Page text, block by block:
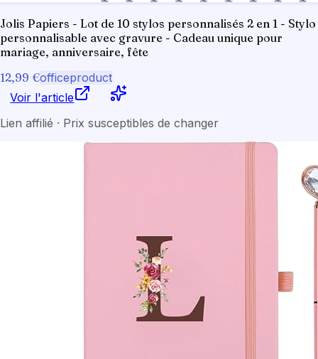
Jolis Papiers - Lot de 10 stylos personnalisés 2 en 1 - Stylo
personnalisable avec gravure - Cadeau unique pour
mariage, anniversaire, fête
12,99 €officeproduct
Voir l'article
Lien affilié · Prix susceptibles de changer